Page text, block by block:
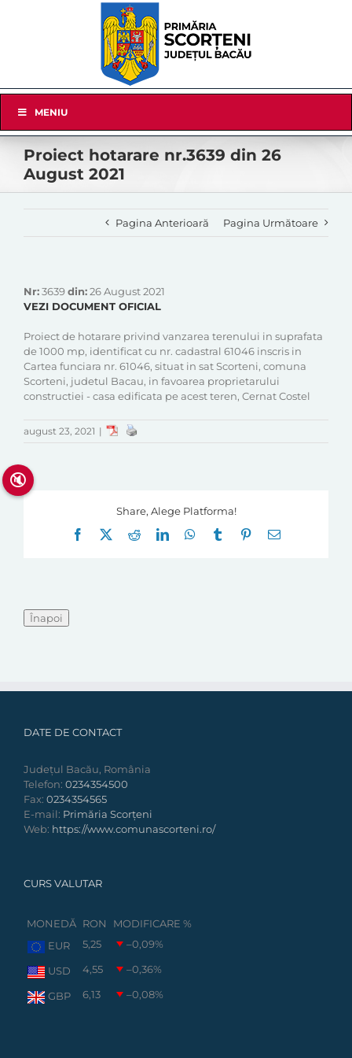
Navigation
MENIU
Proiect hotarare nr.3639 din 26
August 2021
Pagina Anterioară Pagina Următoare
Nr:3639din:26 August 2021
VEZI DOCUMENT OFICIAL
Proiect de hotarare privind vanzarea terenului in suprafata
de 1000 mp, identificat cu nr. cadastral 61046 inscris in
Cartea funciara nr. 61046, situat in sat Scorteni, comuna
Scorteni, judetul Bacau, in favoarea proprietarului
constructiei - casa edificata pe acest teren, Cernat Costel
august 23, 2021 |
Share, Alege Platforma!
Facebook
RedditLinkedInWhatsApp
Tumblr Pinterest
E-
DATE DE CONTACT
Județul Bacău, România
Telefon: 0234354500
Fax: 0234354565
E-mail: Primăria Scorțeni
Web: https://www.comunascorteni.ro/
CURS VALUTAR
MONEDĂ RON
MODIFICARE %
EUR
5,25 –0,09%
USD 4,55 –0,36%
GBP 6,13 –0,08%
🔇